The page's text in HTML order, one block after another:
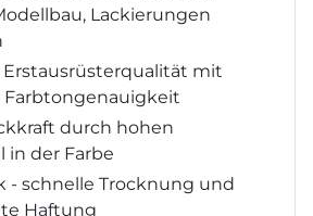
Lackierungen
Erstausrüsterqualität mit
durch hohen
in der Farbe
- schnelle Trocknung und
Haftung